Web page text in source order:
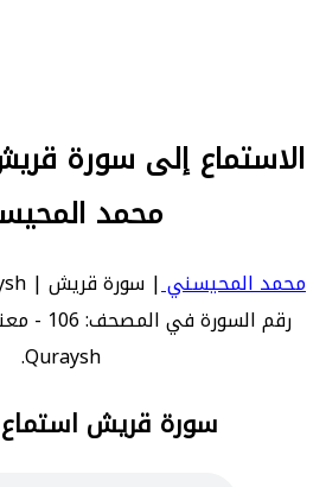
الاستماع إلى سورة
محمد
محمد المحيسني
رقم
Quraysh.
سورة قريش